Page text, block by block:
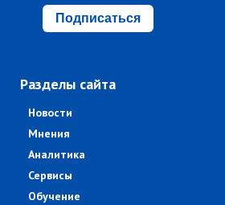
Подписаться
Разделы сайта
Новости
Мнения
Аналитика
Сервисы
Обучение